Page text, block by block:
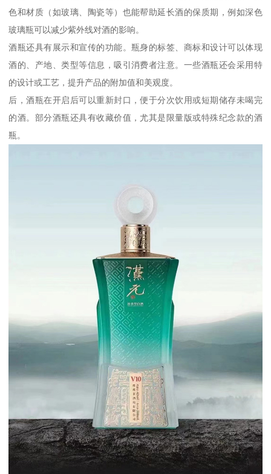
色和材质（如玻璃、陶瓷等）也能帮助延长酒的保质期，例如深色
玻璃瓶可以减少紫外线对酒的影响。
酒瓶还具有展示和宣传的功能。瓶身的标签、商标和设计可以体现
酒的、产地、类型等信息，吸引消费者注意。一些酒瓶还会采用特
的设计或工艺，提升产品的附加值和美观度。
后，酒瓶在开启后可以重新封口，便于分次饮用或短期储存未喝完
的酒。部分酒瓶还具有收藏价值，尤其是限量版或特殊纪念款的酒
瓶。